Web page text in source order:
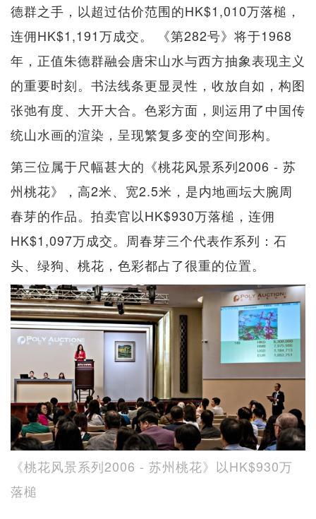
德群之手，以超过估价范围的HK$1,010万落槌，
连佣HK$1,191万成交。 《第282号》将于1968
年，正值朱德群融会唐宋山水与西方抽象表现主义
的重要时刻。书法线条更显灵性，收放自如，构图
张弛有度、大开大合。色彩方面，则运用了中国传
统山水画的渲染，呈现繁复多变的空间形构。
第三位属于尺幅甚大的《桃花风景系列2006 - 苏
州桃花》，高2米、宽2.5米，是内地画坛大腕周
春芽的作品。拍卖官以HK$930万落槌，连佣
HK$1,097万成交。周春芽三个代表作系列：石
头、绿狗、桃花，色彩都占了很重的位置。
《桃花风景系列2006 - 苏州桃花》以HK$930万
落槌